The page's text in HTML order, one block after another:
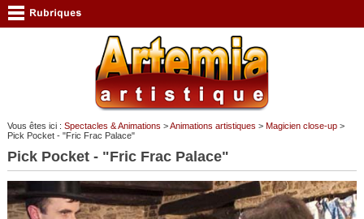
Vous êtes ici : Spectacles & Animations >Animations artistiques > Magicien close-up>
Pick Pocket - "Fric Frac Palace"
Pick Pocket - "Fric Frac Palace"